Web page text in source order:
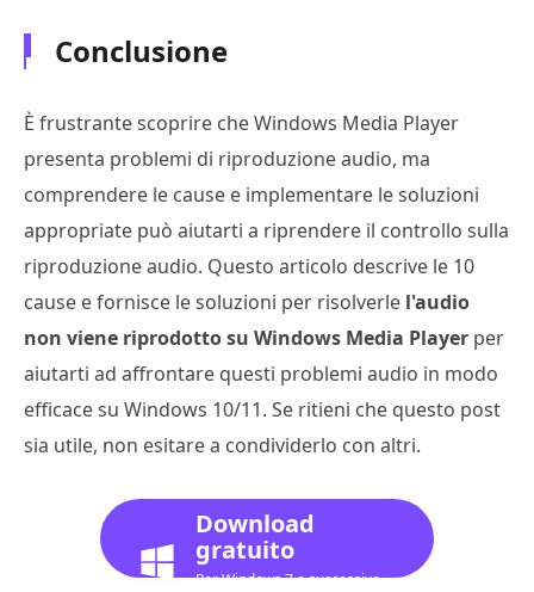
Conclusione
È frustrante scoprire che Windows Media Player
presenta problemi di riproduzione audio, ma
comprendere le cause e implementare le soluzioni
appropriate può aiutarti a riprendere il controllo sulla
riproduzione audio. Questo articolo descrive le 10
cause e fornisce le soluzioni per risolverle l'audio
non viene riprodotto su Windows Media Player per
aiutarti ad affrontare questi problemi audio in modo
efficace su Windows 10/11. Se ritieni che questo post
sia utile, non esitare a condividerlo con altri.
Download
gratuito
Per Windows 7 o successivo